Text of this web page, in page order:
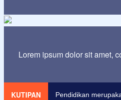
Lorem ipsum dolor sit amet,
KUTIPAN Pendidikan